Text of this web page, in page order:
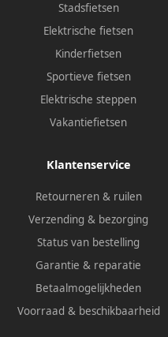
Stadsfietsen
Elektrische fietsen
Kinderfietsen
Sportieve fietsen
Elektrische steppen
Vakantiefietsen
Klantenservice
Retourneren & ruilen
Verzending & bezorging
Status van bestelling
Garantie & reparatie
Betaalmogelijkheden
Voorraad & beschikbaarheid